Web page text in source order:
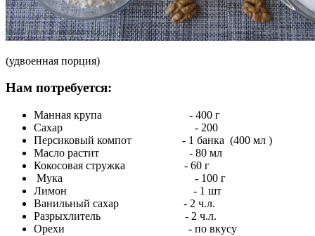
(удвоенная порция)
Нам потребуется:
Манная крупа - 400 г
Сахар - 200
Персиковый компот - 1 банка (400 мл )
Масло растит - 80 мл
Кокосовая стружка - 60 г
Мука - 100 г
Лимон - 1 шт
Ванильный сахар - 2 ч.л.
Разрыхлитель - 2 ч.л.
Орехи - по вкусу